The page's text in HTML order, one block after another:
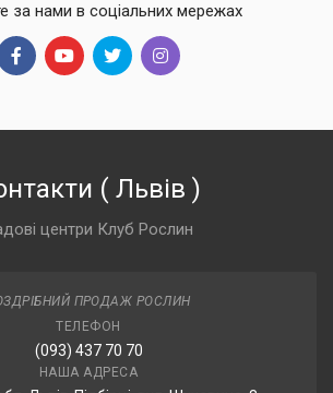
за нами в соціальних мережах
( Львів )
центри Клуб Рослин
ПРОДАЖ РОСЛИН
ТЕЛЕФОН
(093) 437 70 70
НАША АДРЕСА